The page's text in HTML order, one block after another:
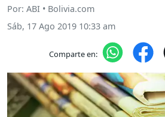
Por: ABI • Bolivia.com
Sáb, 17 Ago 2019 10:33 am
Comparte en: